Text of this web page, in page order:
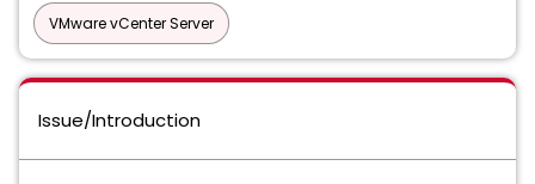
VMware vCenter Server
Issue/Introduction